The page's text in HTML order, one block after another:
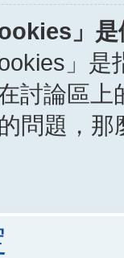
」
」
討論區
問題，